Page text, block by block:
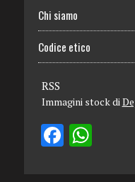
Chi siamo
Codice etico
RSS
Immagini stock di